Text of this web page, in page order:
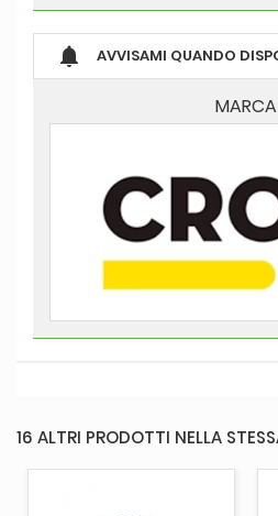
 AVVISAMI QUANDO
MARCA
16 ALTRI PRODOTTI NELLA